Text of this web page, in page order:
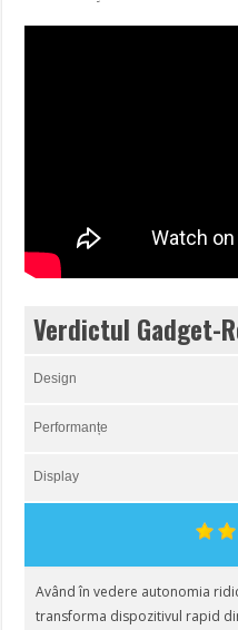
Verdictul Gadget-
Design
Performanțe
Display
Având în vedere autonomia
transforma dispozitivul rapid